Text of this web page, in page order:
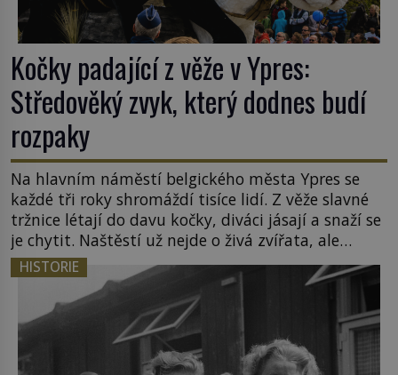
Kočky padající z věže v Ypres:
Středověký zvyk, který dodnes budí
rozpaky
Na hlavním náměstí belgického města Ypres se
každé tři roky shromáždí tisíce lidí. Z věže slavné
tržnice létají do davu kočky, diváci jásají a snaží se
je chytit. Naštěstí už nejde o živá zvířata, ale
jenom o plyšové suvenýry. Kdysi to ale bylo jinak.
Tato veselá podívaná připomíná jeden z
nejpodivnějších a zároveň nejkrutějších zvyků […]
HISTORIE